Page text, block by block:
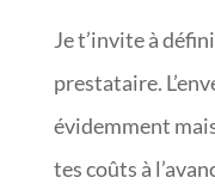
Je t’invite à
prestataire.
évidemment
tes coûts à